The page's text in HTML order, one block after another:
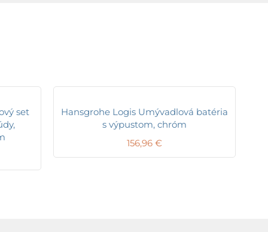
set
Hansgrohe Logis Umývadlová batéria
s výpustom, chróm
156,96 €